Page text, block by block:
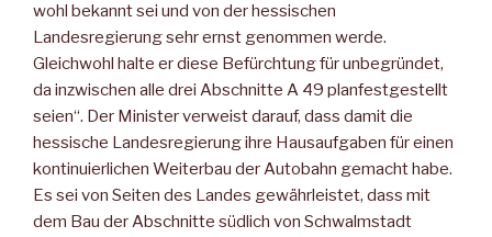
wohl bekannt sei und von der hessischen
Landesregierung sehr ernst genommen werde.
Gleichwohl halte er diese Befürchtung für unbegründet,
da inzwischen alle drei Abschnitte A 49 planfestgestellt
seien“. Der Minister verweist darauf, dass damit die
hessische Landesregierung ihre Hausaufgaben für einen
kontinuierlichen Weiterbau der Autobahn gemacht habe.
Es sei von Seiten des Landes gewährleistet, dass mit
dem Bau der Abschnitte südlich von Schwalmstadt